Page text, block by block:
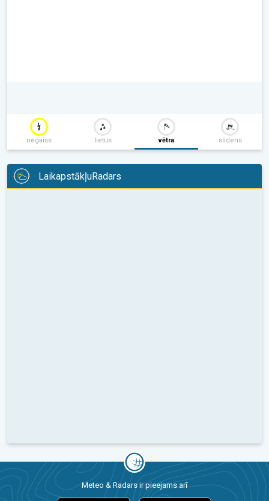
negaiss lietus vētra slidens
LaikapstākļuRadars
Meteo & Radars ir pieejams arī